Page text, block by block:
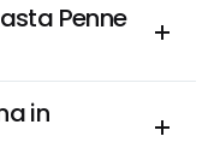
Penne
in